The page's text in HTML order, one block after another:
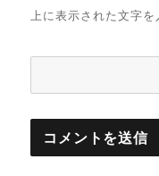
上に表示された文字